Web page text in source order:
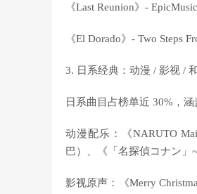
《Last Reunion》-
《El Dorado》- Two Steps
3. 日系经典：动漫 / 影视 /
日系曲目占榜单近 30%，
动漫配乐：《NARUTO
巴）、《「名探偵コナン」
影视原声：《Merry